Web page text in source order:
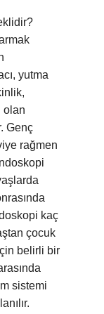
yutma
olan
Genç
rağmen
kaç
çocuk
belirli bir
sistemi